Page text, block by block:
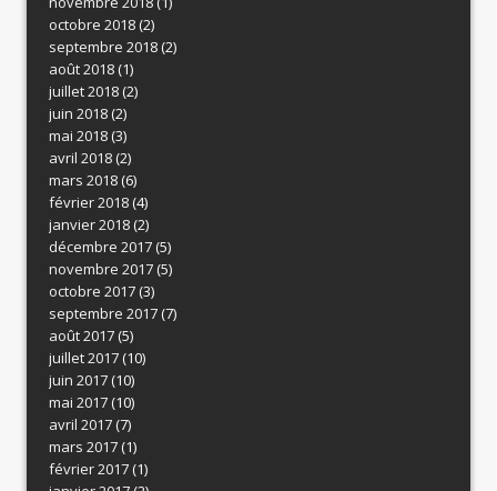
octobre 2018(2)
septembre 2018(2)
août 2018(1)
juillet 2018(2)
juin 2018(2)
mai 2018(3)
avril 2018(2)
mars 2018(6)
février 2018(4)
janvier 2018(2)
décembre 2017(5)
novembre 2017(5)
octobre 2017(3)
septembre 2017(7)
août 2017(5)
juillet 2017(10)
juin 2017(10)
mai 2017(10)
avril 2017(7)
mars 2017(1)
février 2017(1)